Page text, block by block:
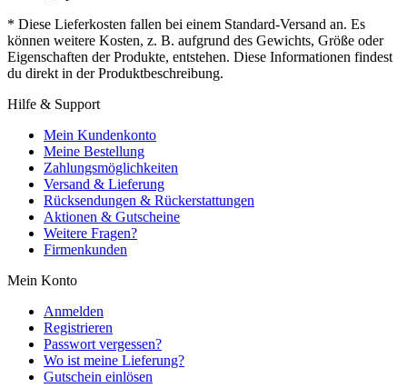
* Diese Lieferkosten fallen bei einem Standard-Versand an. Es
können weitere Kosten, z. B. aufgrund des Gewichts, Größe oder
Eigenschaften der Produkte, entstehen. Diese Informationen findest
du direkt in der Produktbeschreibung.
Hilfe & Support
Mein Kundenkonto
Meine Bestellung
Zahlungsmöglichkeiten
Versand & Lieferung
Rücksendungen & Rückerstattungen
Aktionen & Gutscheine
Weitere Fragen?
Firmenkunden
Mein Konto
Anmelden
Registrieren
Passwort vergessen?
Wo ist meine Lieferung?
Gutschein einlösen